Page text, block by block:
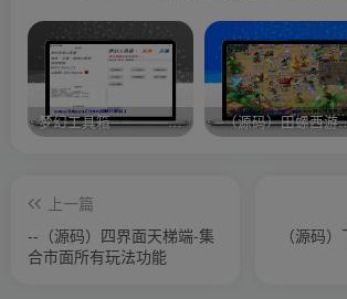
梦幻工具箱————-免费 –（源码）田螺西游9.0 假人
上一篇
--（源码）四界面天梯端-集
合市面所有玩法功能
（源码